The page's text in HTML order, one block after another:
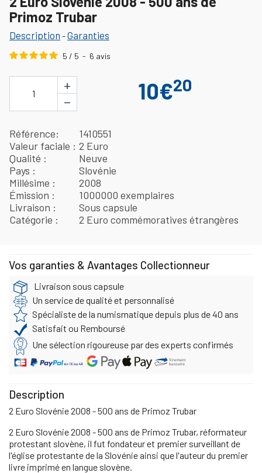
Primoz Trubar
Description -Garanties
5 / 5 - 6 avis
1
+
−
10€20
Référence
1410551
Valeur faciale
2 Euro
Qualité
Neuve
Pays
Slovénie
Millésime
2008
Émission
1000000 exemplaires
Livraison
Sous capsule
Catégorie
2 Euro commémoratives étrangères
Vos garanties & Avantages Collectionneur
Livraison sous capsule
Un service de qualité et personnalisé
Spécialiste de la numismatique depuis plus de 40 ans
Satisfait ou Remboursé
Une sélection rigoureuse par des experts confirmés
Description
2 Euro Slovénie 2008 - 500 ans de Primoz Trubar
2 Euro Slovénie 2008 - 500 ans de Primoz Trubar, réformateur
protestant slovène, il fut fondateur et premier surveillant de
l'église protestante de la Slovénie ainsi que l'auteur du premier
livre imprimé en langue slovène.